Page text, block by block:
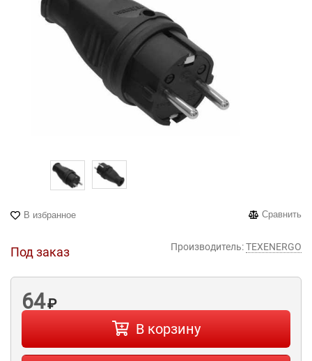
В избранное Сравнить
Под заказ Производитель:TEXENERGO
64₽
В корзину